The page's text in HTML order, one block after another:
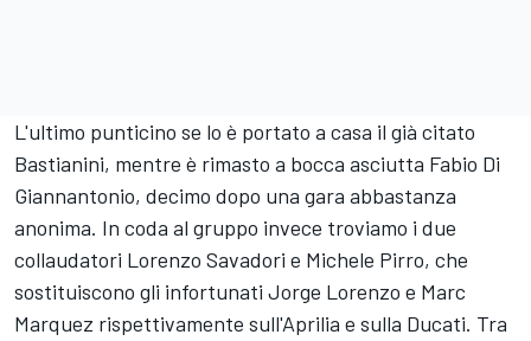
L'ultimo punticino se lo è portato a casa il già citato
Bastianini, mentre è rimasto a bocca asciutta Fabio Di
Giannantonio, decimo dopo una gara abbastanza
anonima. In coda al gruppo invece troviamo i due
collaudatori Lorenzo Savadori e Michele Pirro, che
sostituiscono gli infortunati Jorge Lorenzo e Marc
Marquez rispettivamente sull'Aprilia e sulla Ducati. Tra